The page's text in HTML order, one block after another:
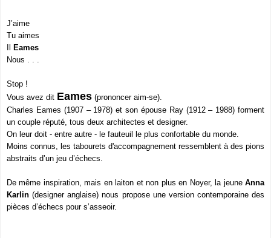
J’aime
Tu aimes
Il Eames
Nous . . .
Stop !
Vous avez dit Eames (prononcer aim-se).
Charles Eames (1907 – 1978) et son épouse Ray (1912 – 1988) forment
un couple réputé, tous deux architectes et designer.
On leur doit - entre autre - le fauteuil le plus confortable du monde.
Moins connus, les tabourets d'accompagnement ressemblent à des pions
abstraits d’un jeu d’échecs.
De même inspiration, mais en laiton et non plus en Noyer, la jeune Anna
Karlin (designer anglaise) nous propose une version contemporaine des
pièces d’échecs pour s’asseoir.